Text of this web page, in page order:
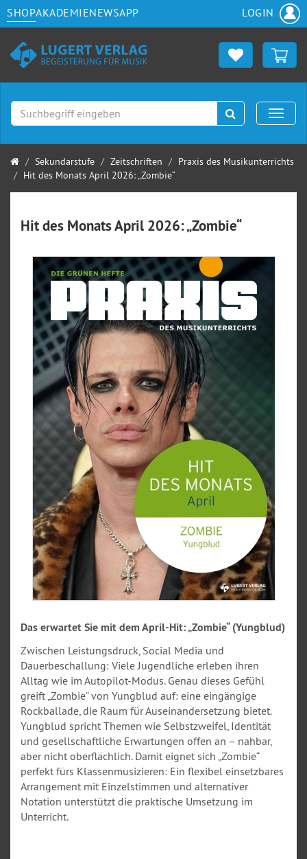
SHOPAKADEMIENEWSAPP LOGIN
Suchen
Startseite
Sekundarstufe Zeitschriften
Praxis des Musikunterrichts
Hit des Monats April 2026: „Zombie“
Hit des Monats April 2026: „Zombie“
Das erwartet Sie mit dem April-Hit: „Zombie“ (Yungblud)
Zwischen Leistungsdruck, Social Media und
Dauerbeschallung: Viele Jugendliche erleben ihren
Alltag wie im Autopilot-Modus. Genau dieses Gefühl
greift „Zombie“ von Yungblud auf: eine eingängige
Rockballade, die Raum für Auseinandersetzung bietet.
Yungblud spricht Themen wie Selbstzweifel, Identität
und gesellschaftliche Erwartungen offen an – nahbar,
aber nicht oberflächlich. Damit eignet sich „Zombie“
perfekt fürs Klassenmusizieren: Ein flexibel einsetzbares
Arrangement mit Einzelstimmen und alternativer
Notation unterstützt die praktische Umsetzung im
Unterricht.